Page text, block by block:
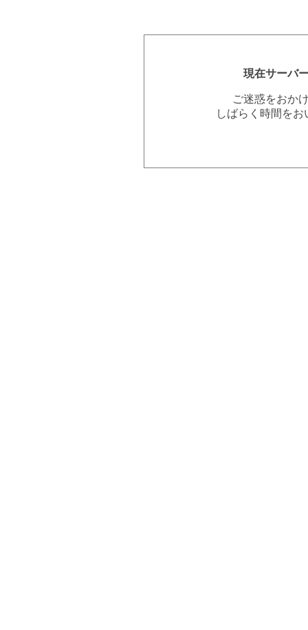
現在サーバ
ご迷惑をおか
しばらく時間を